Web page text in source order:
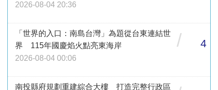
2026-08-04 20:36
「世界的入口：南島台灣」為題從台東連結世
界 115年國慶焰火點亮東海岸
2026-08-04 00:06
/ 4
南投縣府規劃重建綜合大樓 打造完整行政區